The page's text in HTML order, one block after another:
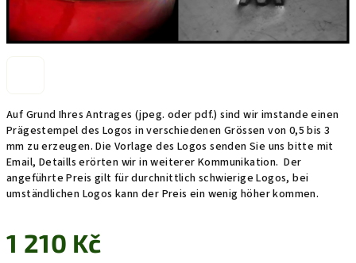
Auf Grund Ihres Antrages (jpeg. oder pdf.) sind wir imstande einen
Prägestempel des Logos in verschiedenen Grössen von 0,5 bis 3
mm zu erzeugen. Die Vorlage des Logos senden Sie uns bitte mit
Email, Detaills erörten wir in weiterer Kommunikation. Der
angeführte Preis gilt für durchnittlich schwierige Logos, bei
umständlichen Logos kann der Preis ein wenig höher kommen.
1 210 Kč